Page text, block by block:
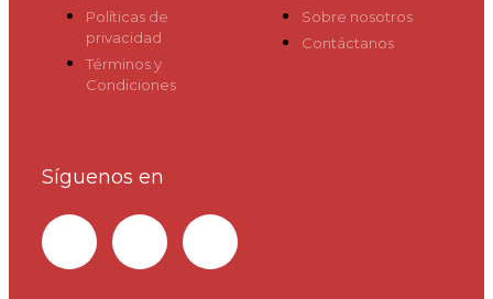
Políticas de
privacidad
Términos y
Condiciones
Sobre nosotros
Contáctanos
Síguenos en